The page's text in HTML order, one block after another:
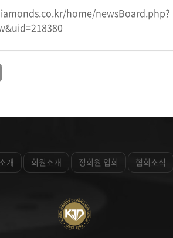
home/newsBoard.php?
개 회원소개 정회원 입회 협회소식